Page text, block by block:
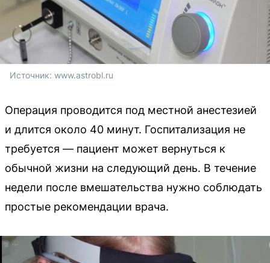
Источник: www.astrobl.ru
Операция проводится под местной анестезией
и длится около 40 минут. Госпитализация не
требуется — пациент может вернуться к
обычной жизни на следующий день. В течение
недели после вмешательства нужно соблюдать
простые рекомендации врача.